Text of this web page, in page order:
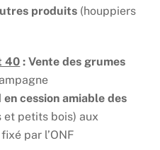
produits (houppiers
40 : Vente des grumes
cession amiable des
et petits bois) aux
par l’ONF